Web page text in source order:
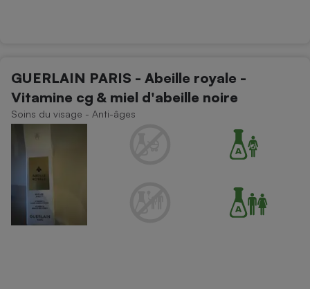
GUERLAIN PARIS - Abeille royale -
Vitamine cg & miel d'abeille noire
Soins du visage - Anti-âges